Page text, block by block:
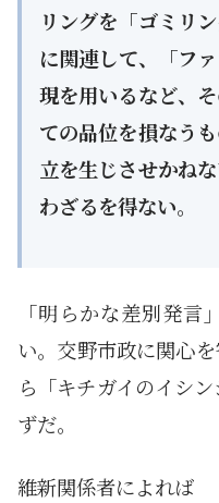
リングを「ゴミリ
に関連して、「フ
現を用いるなど、
ての品位を損なう
立を生じさせかね
わざるを得ない。
「明らかな差別発言
い。交野市政に関心
ら「キチガイのイシ
ずだ。
維新関係者によれば